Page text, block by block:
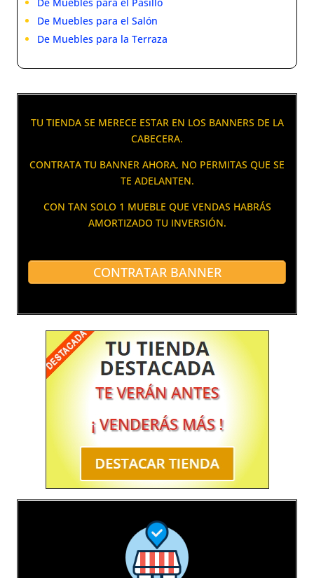
De Muebles para el Pasillo
De Muebles para el Salón
De Muebles para la Terraza
TU TIENDA SE MERECE ESTAR EN LOS BANNERS DE LA
CABECERA.
CONTRATA TU BANNER AHORA, NO PERMITAS QUE SE
TE ADELANTEN.
CON TAN SOLO 1 MUEBLE QUE VENDAS HABRÁS
AMORTIZADO TU INVERSIÓN.
CONTRATAR BANNER